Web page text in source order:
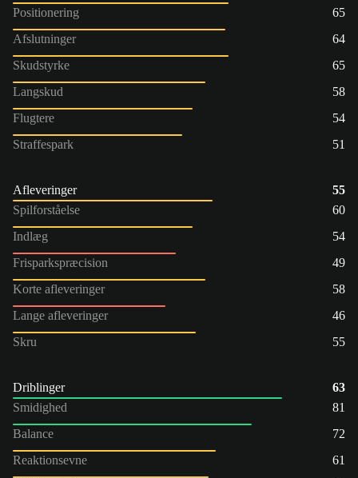
Positionering
65
Afslutninger
64
Skudstyrke
65
Langskud
58
Flugtere
54
Straffespark
51
Afleveringer
55
Spilforståelse
60
Indlæg
54
Frisparkspræcision
49
Korte afleveringer
58
Lange afleveringer
46
Skru
55
Driblinger
63
Smidighed
81
Balance
72
Reaktionsevne
61